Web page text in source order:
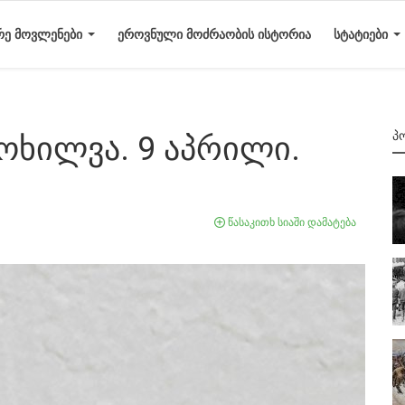
ᲛᲝᲕᲚᲔᲜᲔᲑᲘ ᲔᲠᲝᲕᲜᲣᲚᲘ ᲛᲝᲫᲠᲐᲝᲑᲘᲡ ᲘᲡᲢᲝᲠᲘᲐ ᲡᲢᲐᲢᲘᲔᲑᲘ
9 აპრილი.
წასაკითხ სიაში დამატება